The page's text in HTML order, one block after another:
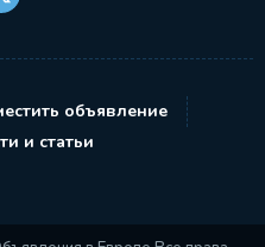
объявление
и статьи